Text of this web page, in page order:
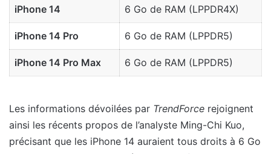
iPhone 14 6 Go de RAM (LPPDR4X)
iPhone 14 Pro 6 Go de RAM (LPPDR5)
iPhone 14 Pro Max 6 Go de RAM (LPPDR5)
Les informations dévoilées par TrendForce rejoignent
ainsi les récents propos de l’analyste Ming-Chi Kuo,
précisant que les iPhone 14 auraient tous droits à 6 Go